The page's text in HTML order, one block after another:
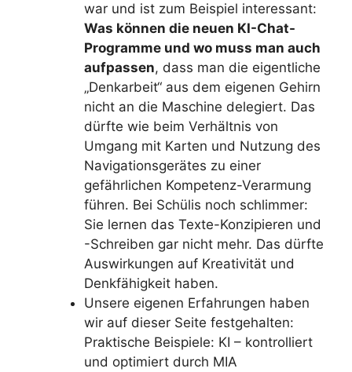
war und ist zum Beispiel interessant:
Was können die neuen KI-Chat-
Programme und wo muss man auch
aufpassen, dass man die eigentliche
„Denkarbeit“ aus dem eigenen Gehirn
nicht an die Maschine delegiert. Das
dürfte wie beim Verhältnis von
Umgang mit Karten und Nutzung des
Navigationsgerätes zu einer
gefährlichen Kompetenz-Verarmung
führen. Bei Schülis noch schlimmer:
Sie lernen das Texte-Konzipieren und
-Schreiben gar nicht mehr. Das dürfte
Auswirkungen auf Kreativität und
Denkfähigkeit haben.
Unsere eigenen Erfahrungen haben
wir auf dieser Seite festgehalten:
Praktische Beispiele: KI – kontrolliert
und optimiert durch MIA